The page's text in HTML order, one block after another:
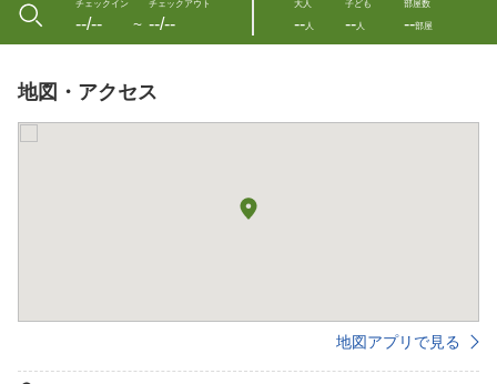
チェックイン
--/-- 〜
チェックアウト
--/--
大人
--人
子ども
--人
部屋数
--部屋
地図・アクセス
地図アプリで見る